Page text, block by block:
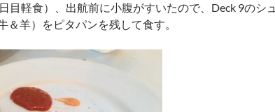
目軽食）、出航前に小腹がすいたので、Deck 9のシュ
＆羊）をピタパンを残して食す。